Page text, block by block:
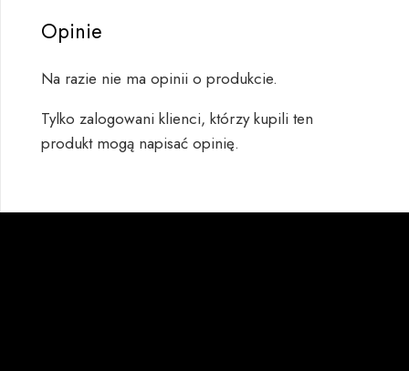
Opinie
Na razie nie ma opinii o produkcie.
Tylko zalogowani klienci, którzy kupili ten
produkt mogą napisać opinię.